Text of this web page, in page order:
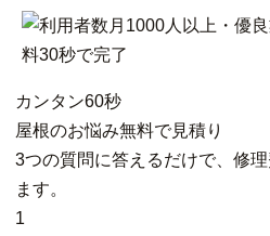
カンタン60秒
屋根のお悩み無料で見積り
3つの質問に答えるだけで、修
ます。
1